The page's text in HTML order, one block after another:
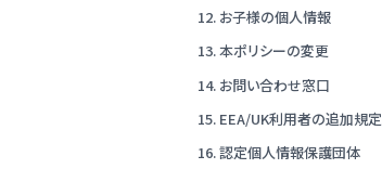
12. お子様の個人情報
13. 本ポリシーの変更
14. お問い合わせ窓口
15. EEA/UK利用者の追加規定
16. 認定個人情報保護団体